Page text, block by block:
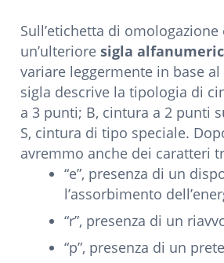
Sull’etichetta di omologazione
un’ulteriore sigla
variare leggermente in base al
sigla descrive la tipologia di
a 3 punti; B, cintura a 2 punti
S, cintura di tipo speciale.
avremmo anche dei caratteri
“e”, presenza di un
l’assorbimento
“r”, presenza di un
“p”, presenza di un